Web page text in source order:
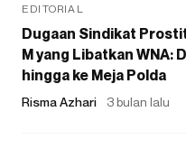
EDITORIAL
Dugaan Sindikat
M yang Libatkan WNA:
hingga ke Meja Polda
Risma Azhari 3 bulan lalu